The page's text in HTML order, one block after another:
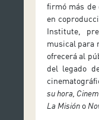
firmó más de
en
Institute,
musical para
ofrecerá al
del legado
su hora,
La Misióno